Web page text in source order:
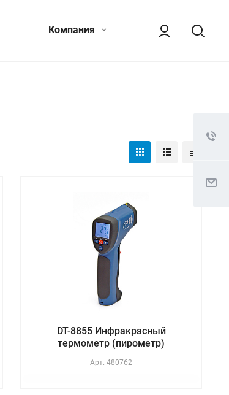
Компания
DT-8855 Инфракрасный
термометр (пирометр)
Арт.480762